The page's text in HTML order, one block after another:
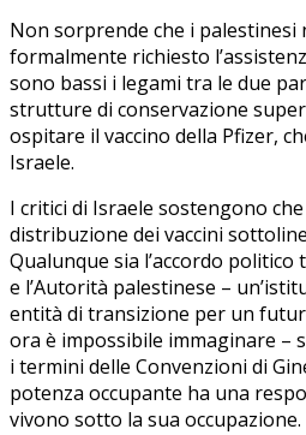
Non sorprende che i palestinesi
formalmente richiesto
sono bassi i legami tra le due
strutture di conservazione
ospitare il vaccino della Pfizer,
Israele.
I critici di Israele sostengono
distribuzione dei vaccini
Qualunque sia l’accordo
e l’Autorità palestinese –
entità di transizione per un
ora è impossibile immaginare –
i termini delle Convenzioni di
potenza occupante ha una
vivono sotto la sua occupazione.